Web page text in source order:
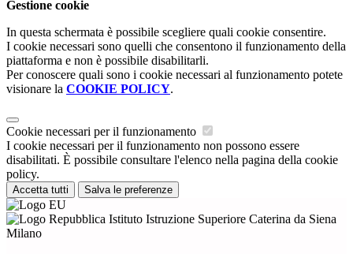
Gestione cookie
In questa schermata è possibile scegliere quali cookie consentire.
I cookie necessari sono quelli che consentono il funzionamento della
piattaforma e non è possibile disabilitarli.
Per conoscere quali sono i cookie necessari al funzionamento potete
visionare la COOKIE POLICY.
Cookie necessari per il funzionamento
I cookie necessari per il funzionamento non possono essere
disabilitati. È possibile consultare l'elenco nella pagina della cookie
policy.
Accetta tutti Salva le preferenze
Istituto Istruzione Superiore Caterina da Siena
Milano